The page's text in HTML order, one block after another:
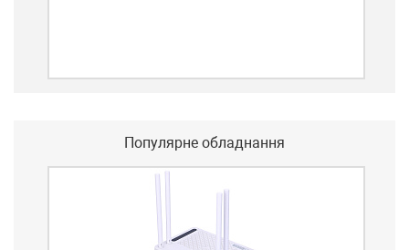
Популярне обладнання